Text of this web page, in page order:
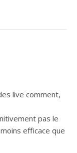
live comment,
pas le
efficace que